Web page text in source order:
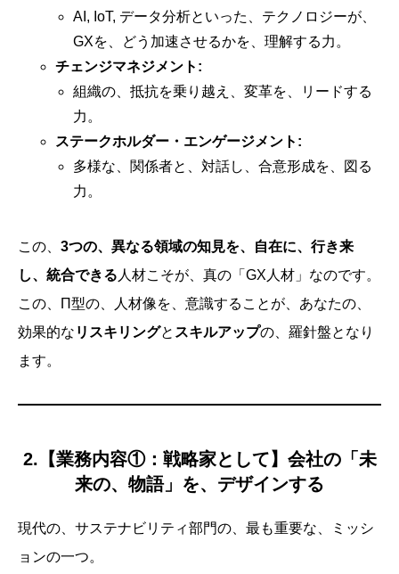
AI, IoT, データ分析といった、テクノロジーが、
GXを、どう加速させるかを、理解する力。
チェンジマネジメント:
組織の、抵抗を乗り越え、変革を、リードする
力。
ステークホルダー・エンゲージメント:
多様な、関係者と、対話し、合意形成を、図る
力。
この、 3つの、異なる領域の知見を、自在に、行き来
し、統合できる 人材こそが、真の「GX人材」なのです。
この、Π型の、人材像を、意識することが、あなたの、
効果的な リスキリングと スキルアップの、羅針盤となり
ます。
2.【業務内容①：戦略家として】会社の「未
来の、物語」を、デザインする
現代の、サステナビリティ部門の、最も重要な、ミッシ
ョンの一つ。